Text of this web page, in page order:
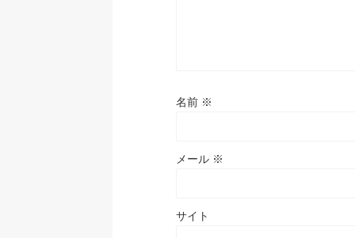
名前 ※
メール ※
サイト